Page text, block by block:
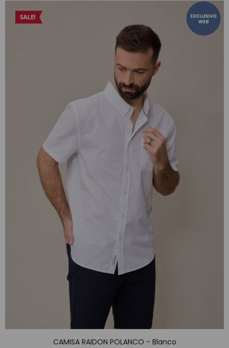
CAMISA RAIDON POLANCO - Blanco